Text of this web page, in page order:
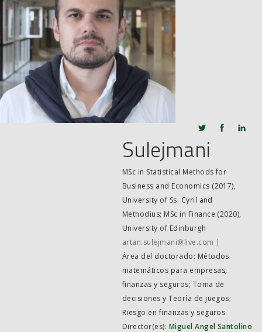
ACTIVIDADES
JOB MARKET
SEARCH SITE
Sulejmani
MSc in Statistical Methods for
Business and Economics (2017),
University of Ss. Cyril and
Methodius; MSc in Finance (2020),
University of Edinburgh
artan.sulejmani@live.com
Área del doctorado: Métodos
matemáticos para empresas,
finanzas y seguros; Toma de
decisiones y Teoría de juegos;
Riesgo en finanzas y seguros
Director(es): Miguel Angel Santolino